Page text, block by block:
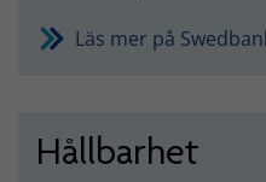
Läs mer på
Hållbarhet